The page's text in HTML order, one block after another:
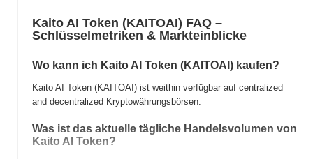
Kaito AI Token (KAITOAI) FAQ –
Schlüsselmetriken & Markteinblicke
Wo kann ich Kaito AI Token (KAITOAI) kaufen?
Kaito AI Token (KAITOAI) ist weithin verfügbar auf centralized
and decentralized Kryptowährungsbörsen.
Was ist das aktuelle tägliche Handelsvolumen von
Kaito AI Token?